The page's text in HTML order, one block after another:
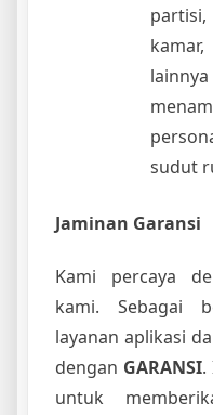
partisi,
sudut
Jaminan Garansi
Kami percaya
kami. Sebagai
layanan aplikasi
dengan GARANSI.
untuk